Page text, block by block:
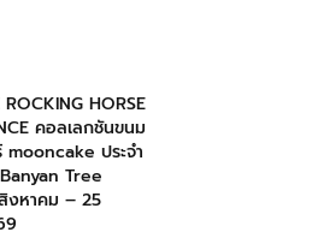
HORSE
คอลเลกชันขนม
mooncake ประจำ
Tree
งหาคม – 25